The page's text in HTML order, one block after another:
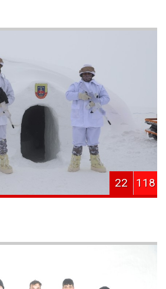
22 118